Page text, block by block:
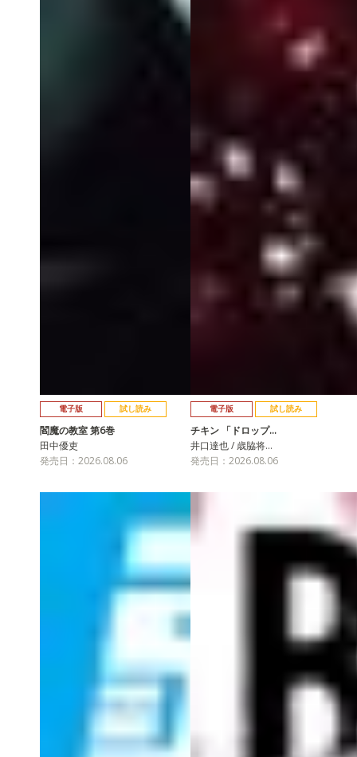
電子版 試し読み
閻魔の教室 第6巻
田中優吏
発売日：2026.08.06
電子版 試し読み
チキン 「ドロップ…
井口達也 / 歳脇将…
発売日：2026.08.06